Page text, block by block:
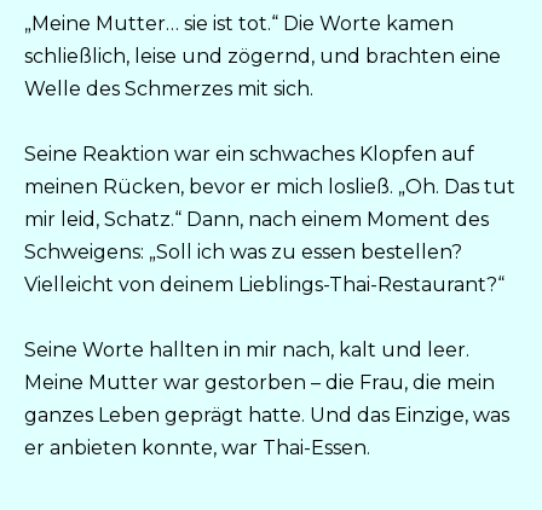
„Meine Mutter… sie ist tot.“ Die Worte kamen
schließlich, leise und zögernd, und brachten eine
Welle des Schmerzes mit sich.
Seine Reaktion war ein schwaches Klopfen auf
meinen Rücken, bevor er mich losließ. „Oh. Das tut
mir leid, Schatz.“ Dann, nach einem Moment des
Schweigens: „Soll ich was zu essen bestellen?
Vielleicht von deinem Lieblings-Thai-Restaurant?“
Seine Worte hallten in mir nach, kalt und leer.
Meine Mutter war gestorben – die Frau, die mein
ganzes Leben geprägt hatte. Und das Einzige, was
er anbieten konnte, war Thai-Essen.